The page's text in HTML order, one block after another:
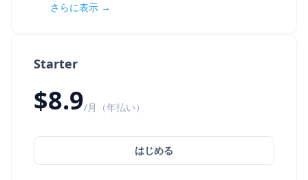
Starter
$8.9/月（年払い）
はじめる
さらに表示 →